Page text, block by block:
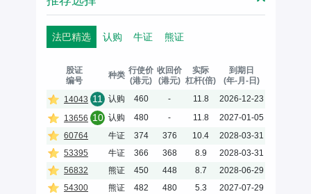
法巴精选 认购 牛证 熊证
股证
编号
种类 行使价
(港元)
收回价
(港元)
实际
杠杆(倍)
到期日
(年-月-日)
14043 11 认购 460 - 11.8
2026-12-23
13656 10 认购 480 - 11.8
2027-01-05
60764
牛证 374 376 10.4
2028-03-31
53395
牛证 366 368 8.9
2028-03-31
56832
熊证 450 448 8.7
2028-06-29
54300
熊证 482 480 5.3 2027-07-29